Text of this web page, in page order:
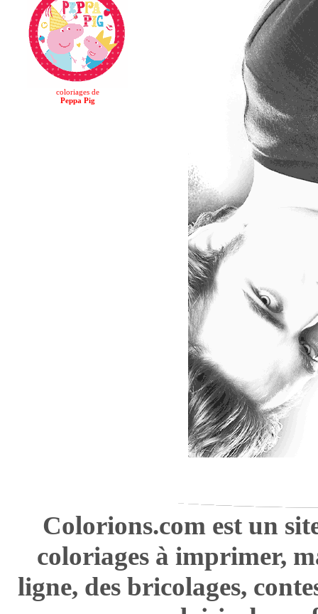
coloriages de
Peppa Pig
Colorions.com est un
coloriages à imprimer,
ligne, des bricolages,